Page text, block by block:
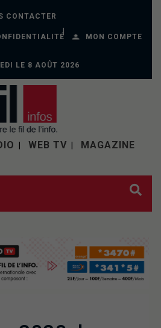
CONTACTER
MON COMPTE
LE 8 AOÛT 2026
WEB TV MAGAZINE